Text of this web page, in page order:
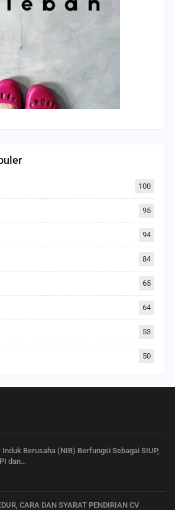
100
95
94
84
65
64
53
50
Induk Berusaha (NIB) Berfungsi Sebagai SIUP,
dan…
CARA DAN SYARAT PENDIRIAN CV